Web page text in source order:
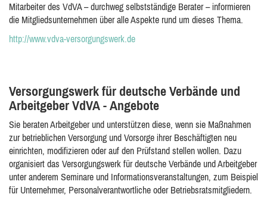
Mitarbeiter des VdVA – durchweg selbstständige Berater – informieren
die Mitgliedsunternehmen über alle Aspekte rund um dieses Thema.
http://www.vdva-versorgungswerk.de
Versorgungswerk für deutsche Verbände und
Arbeitgeber VdVA - Angebote
Sie beraten Arbeitgeber und unterstützen diese, wenn sie Maßnahmen
zur betrieblichen Versorgung und Vorsorge ihrer Beschäftigten neu
einrichten, modifizieren oder auf den Prüfstand stellen wollen. Dazu
organisiert das Versorgungswerk für deutsche Verbände und Arbeitgeber
unter anderem Seminare und Informationsveranstaltungen, zum Beispiel
für Unternehmer, Personalverantwortliche oder Betriebsratsmitgliedern.